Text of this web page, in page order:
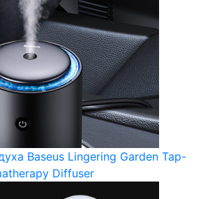
Baseus Lingering Garden Tap-
Diffuser